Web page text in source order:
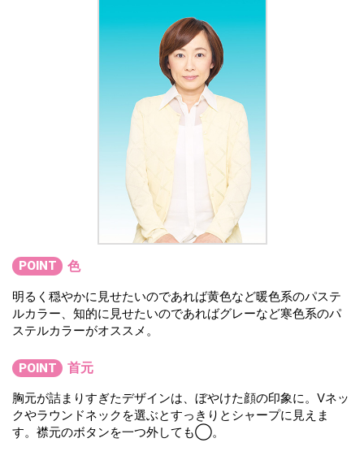
POINT 色
明るく穏やかに見せたいのであれば黄色など暖色系のパステ
ルカラー、知的に見せたいのであればグレーなど寒色系のパ
ステルカラーがオススメ。
POINT 首元
胸元が詰まりすぎたデザインは、ぼやけた顔の印象に。Vネッ
クやラウンドネックを選ぶとすっきりとシャープに見えま
す。襟元のボタンを一つ外しても◯。